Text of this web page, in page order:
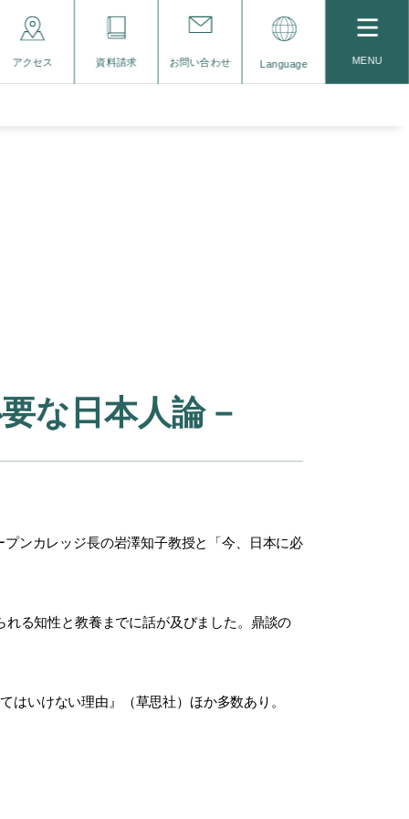
アクセス 資料請求 お問い合わせ Language MENU
な日本人論－
ンカレッジ長の岩澤知子教授と「今、日本に必
る知性と教養までに話が及びました。鼎談の
いけない理由』（草思社）ほか多数あり。